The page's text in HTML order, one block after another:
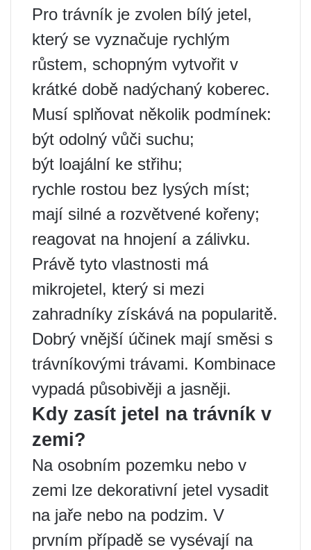
Pro trávník je zvolen bílý jetel,
který se vyznačuje rychlým
růstem, schopným vytvořit v
krátké době nadýchaný koberec.
Musí splňovat několik podmínek:
být odolný vůči suchu;
být loajální ke střihu;
rychle rostou bez lysých míst;
mají silné a rozvětvené kořeny;
reagovat na hnojení a zálivku.
Právě tyto vlastnosti má
mikrojetel, který si mezi
zahradníky získává na popularitě.
Dobrý vnější účinek mají směsi s
trávníkovými trávami. Kombinace
vypadá působivěji a jasněji.
Kdy zasít jetel na trávník v
zemi?
Na osobním pozemku nebo v
zemi lze dekorativní jetel vysadit
na jaře nebo na podzim. V
prvním případě se vysévají na